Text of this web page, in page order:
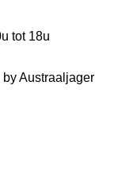
tot 18u
by Austraaljager